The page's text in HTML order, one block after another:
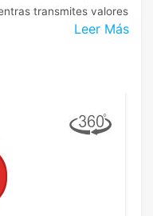
Leer Más
transmites valores